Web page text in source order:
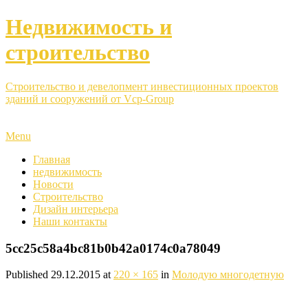
Недвижимость и
строительство
Строительство и девелопмент инвестиционных проектов
зданий и сооружений от Vcp-Group
Menu
Главная
недвижимость
Новости
Строительство
Дизайн интерьера
Наши контакты
5cc25c58a4bc81b0b42a0174c0a78049
Published 29.12.2015 at 220 × 165 in Молодую многодетную